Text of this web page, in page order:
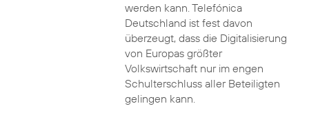
werden kann. Telefónica
Deutschland ist fest davon
überzeugt, dass die Digitalisierung
von Europas größter
Volkswirtschaft nur im engen
Schulterschluss aller Beteiligten
gelingen kann.